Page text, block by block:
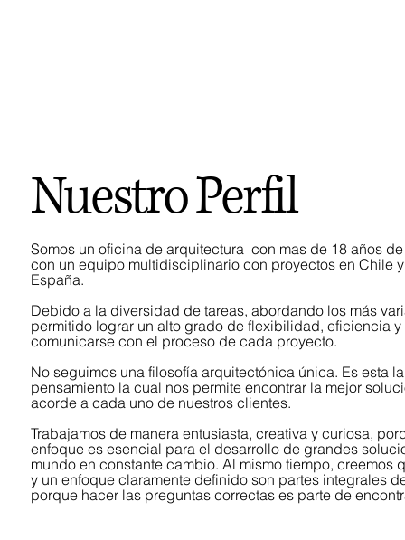
Nuestro Perfil
Somos un oficina de arquitectura con mas de 18 años
con un equipo multidisciplinario con proyectos en Chile
España.
Debido a la diversidad de tareas, abordando los más
permitido lograr un alto grado de flexibilidad, eficiencia
comunicarse con el proceso de cada proyecto.
No seguimos una filosofía arquitectónica única. Es esta
pensamiento la cual nos permite encontrar la mejor
acorde a cada uno de nuestros clientes.
Trabajamos de manera entusiasta, creativa y curiosa,
enfoque es esencial para el desarrollo de grandes
mundo en constante cambio. Al mismo tiempo, creemos
y un enfoque claramente definido son partes integrales
porque hacer las preguntas correctas es parte de